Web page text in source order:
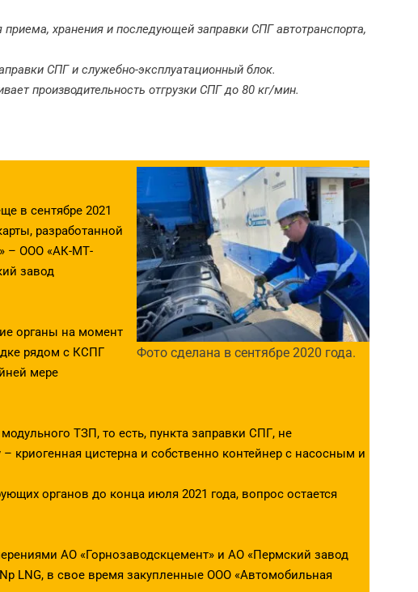
хранения и последующей заправки СПГ автотранспорта,
СПГ и служебно-эксплуатационный блок.
производительность отгрузки СПГ до 80 кг/мин.
Фото сделана в сентябре 2020 года.
в сентябре 2021
разработанной
– ООО «АК-МТ-
завод
органы на момент
рядом с КСПГ
мере
ТЗП, то есть, пункта заправки СПГ, не
криогенная цистерна и собственно контейнер с насосным и
органов до конца июля 2021 года, вопрос остается
АО «Горнозаводскцемент» и АО «Пермский завод
LNG, в свое время закупленные ООО «Автомобильная